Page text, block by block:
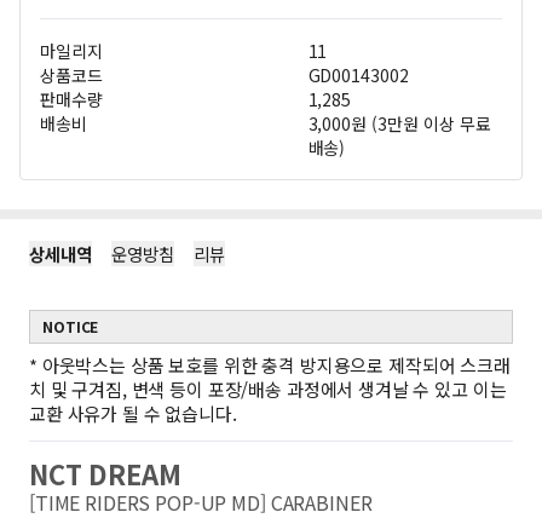
마일리지
11
상품코드
GD00143002
판매수량
1,285
배송비
3,000원 (3만원 이상 무료
배송)
상세내역 운영방침 리뷰
NOTICE
* 아웃박스는 상품 보호를 위한 충격 방지용으로 제작되어 스크래
치 및 구겨짐, 변색 등이 포장/배송 과정에서 생겨날 수 있고 이는
교환 사유가 될 수 없습니다.
NCT DREAM
[TIME RIDERS POP-UP MD] CARABINER